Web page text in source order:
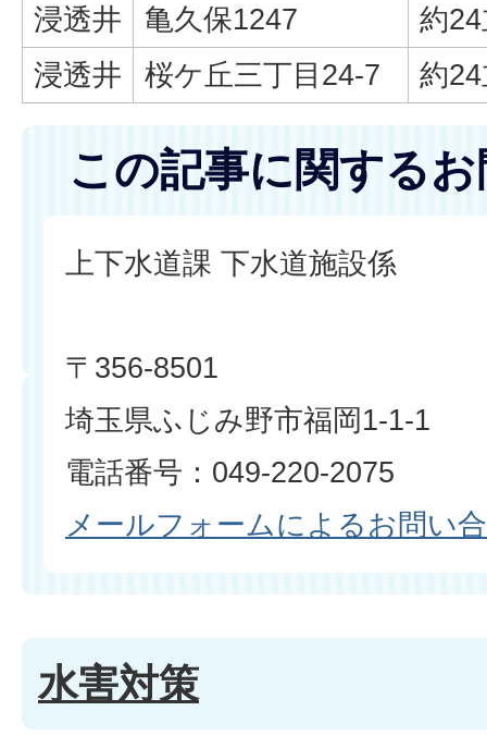
浸透井
亀久保1247
約
浸透井
桜ケ丘三丁目24-7 約
この記事に関する
上下水道課 下水道施設係
〒356-8501
埼玉県ふじみ野市福岡1-1-1
電話番号：049-220-2075
メールフォームによるお問い
水害対策